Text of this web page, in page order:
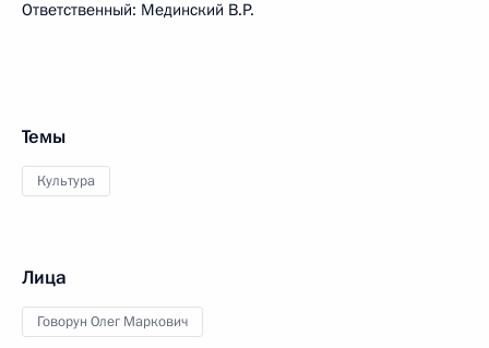
Ответственный: Мединский В.Р.
Темы
Культура
Лица
Говорун Олег Маркович